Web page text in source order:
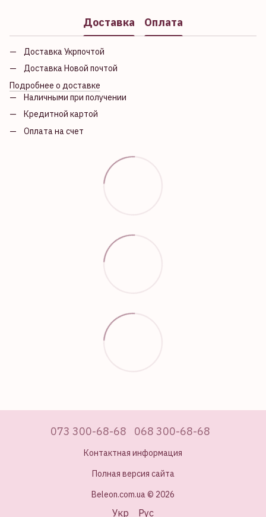
Доставка Оплата
Доставка Укрпочтой
Доставка Новой почтой
Подробнее о доставке
Наличными при получении
Кредитной картой
Оплата на счет
073 300-68-68 068 300-68-68
Контактная информация
Полная версия сайта
Beleon.com.ua © 2026
Укр Рус